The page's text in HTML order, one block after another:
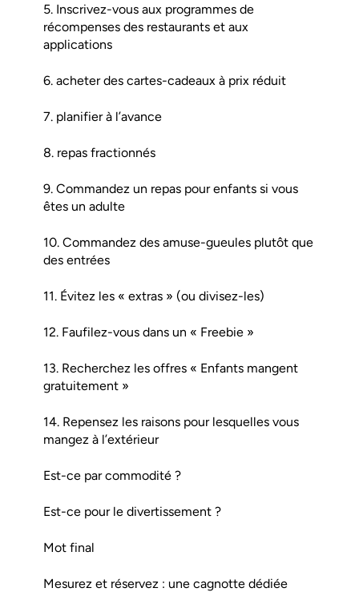
5. Inscrivez-vous aux programmes de
récompenses des restaurants et aux
applications
6. acheter des cartes-cadeaux à prix réduit
7. planifier à l’avance
8. repas fractionnés
9. Commandez un repas pour enfants si vous
êtes un adulte
10. Commandez des amuse-gueules plutôt que
des entrées
11. Évitez les « extras » (ou divisez-les)
12. Faufilez-vous dans un « Freebie »
13. Recherchez les offres « Enfants mangent
gratuitement »
14. Repensez les raisons pour lesquelles vous
mangez à l’extérieur
Est-ce par commodité ?
Est-ce pour le divertissement ?
Mot final
Mesurez et réservez : une cagnotte dédiée